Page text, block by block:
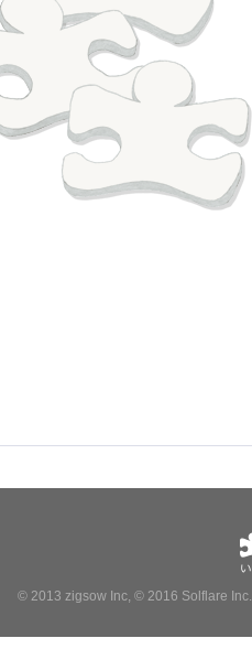
© 2013 zigsow Inc, © 2016 Solflare Inc.